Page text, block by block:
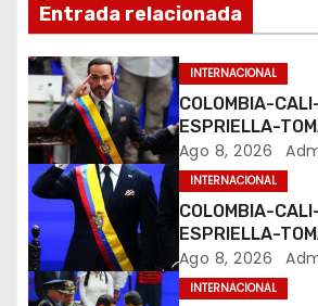
ó
n
d
e
e
n
Entrada relacionada
INTERNACIONAL
COLOMBIA-
ESPRIELLA-
Ago 8, 2026
INTERNACIONAL
COLOMBIA-
ESPRIELLA-
Ago 8, 2026
INTERNACIONAL